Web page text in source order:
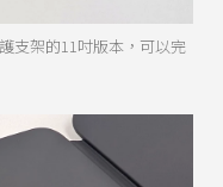
支架的11吋版本，可以完